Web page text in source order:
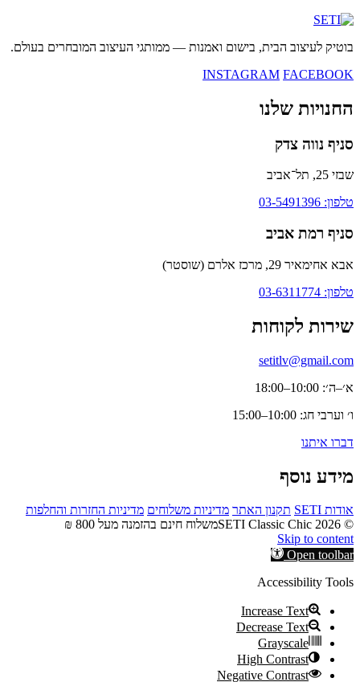
בוטיק לעיצוב הבית, בישום ואמנות — ממותגי העיצוב המובחרים בעולם.
INSTAGRAM FACEBOOK
החנויות שלנו
סניף נווה צדק
שבזי 25, תל־אביב
טלפון: 03-5491396
סניף רמת אביב
אבא אחימאיר 29, מרכז אלרם (שוסטר)
טלפון: 03-6311774
שירות לקוחות
setitlv@gmail.com
א׳–ה׳: 10:00–18:00
ו׳ וערבי חג: 10:00–15:00
דברו איתנו
מידע נוסף
אודות SETI תקנון האתר מדיניות משלוחים מדיניות החזרות והחלפות
© 2026 SETI Classic Chic
משלוח חינם בהזמנה מעל 800 ₪
Skip to content
Open toolbar
Accessibility Tools
Increase Text
Decrease Text
Grayscale
High Contrast
Negative Contrast